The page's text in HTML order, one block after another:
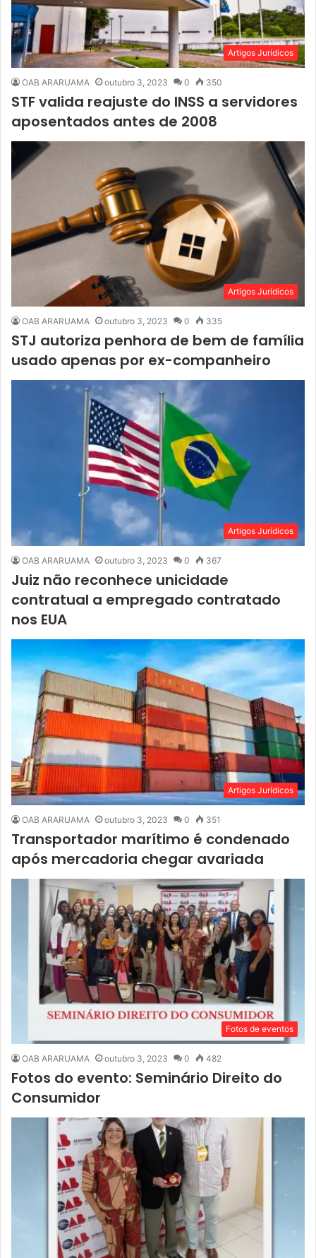
Artigos Jurídicos
OAB ARARUAMA outubro 3, 2023 0 350
STF valida reajuste do INSS a servidores
aposentados antes de 2008
Artigos Jurídicos
OAB ARARUAMA outubro 3, 2023 0 335
STJ autoriza penhora de bem de família
usado apenas por ex-companheiro
Artigos Jurídicos
OAB ARARUAMA outubro 3, 2023 0 367
Juiz não reconhece unicidade
contratual a empregado contratado
nos EUA
Artigos Jurídicos
OAB ARARUAMA outubro 3, 2023 0 351
Transportador marítimo é condenado
após mercadoria chegar avariada
Fotos de eventos
OAB ARARUAMA outubro 3, 2023 0 482
Fotos do evento: Seminário Direito do
Consumidor